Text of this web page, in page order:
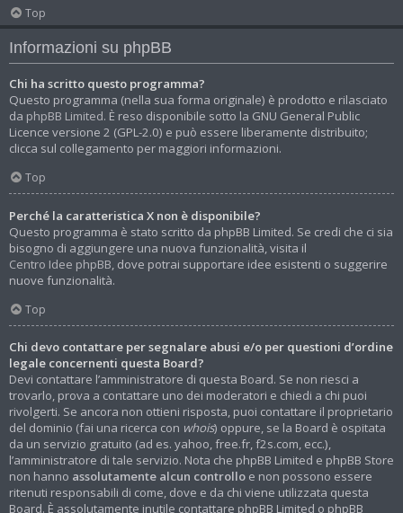
Top
Informazioni su phpBB
Chi ha scritto questo programma?
Questo programma (nella sua forma originale) è prodotto e rilasciato
da phpBB Limited. È reso disponibile sotto la GNU General Public
Licence versione 2 (GPL-2.0) e può essere liberamente distribuito;
clicca sul collegamento per maggiori informazioni.
Top
Perché la caratteristica X non è disponibile?
Questo programma è stato scritto da phpBB Limited. Se credi che ci sia
bisogno di aggiungere una nuova funzionalità, visita il
Centro Idee phpBB , dove potrai supportare idee esistenti o suggerire
nuove funzionalità.
Top
Chi devo contattare per segnalare abusi e/o per questioni d’ordine
legale concernenti questa Board?
Devi contattare l’amministratore di questa Board. Se non riesci a
trovarlo, prova a contattare uno dei moderatori e chiedi a chi puoi
rivolgerti. Se ancora non ottieni risposta, puoi contattare il proprietario
del dominio (fai una ricerca con whois) oppure, se la Board è ospitata
da un servizio gratuito (ad es. yahoo, free.fr, f2s.com, ecc.),
l’amministratore di tale servizio. Nota che phpBB Limited e phpBB Store
non hanno assolutamente alcun controllo e non possono essere
ritenuti responsabili di come, dove e da chi viene utilizzata questa
Board. È assolutamente inutile contattare phpBB Limited o phpBB